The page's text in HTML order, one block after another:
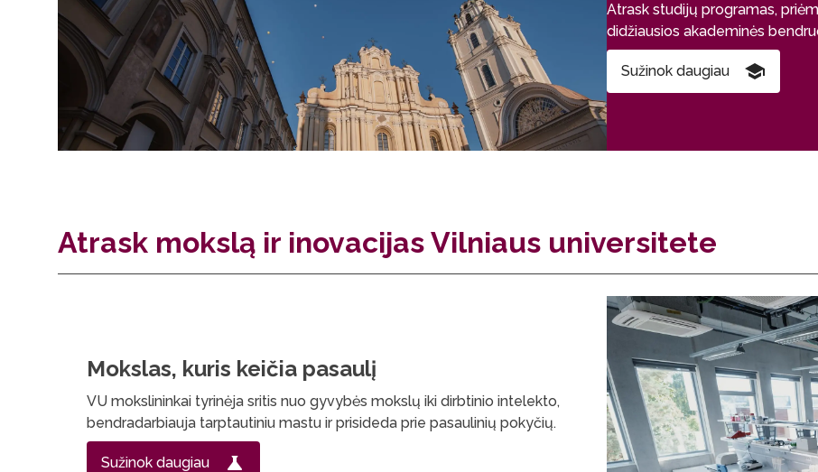
Atrask studijų programas,
didžiausios akademinės
Sužinok daugiau
Atrask mokslą ir inovacijas Vilniaus universitete
Mokslas, kuris keičia pasaulį
VU mokslininkai tyrinėja sritis nuo gyvybės mokslų iki dirbtinio intelekto,
bendradarbiauja tarptautiniu mastu ir prisideda prie pasaulinių pokyčių.
Sužinok daugiau